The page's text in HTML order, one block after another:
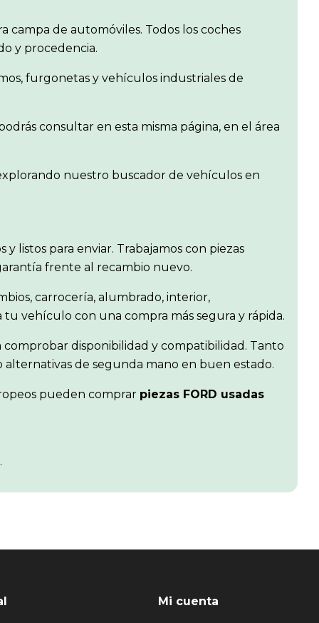
campa de automóviles. Todos los coches
y procedencia.
furgonetas y vehículos industriales de
consultar en esta misma página, en el área
nuestro buscador de vehículos en
y listos para enviar. Trabajamos con piezas
frente al recambio nuevo.
carrocería, alumbrado, interior,
vehículo con una compra más segura y rápida.
comprobar disponibilidad y compatibilidad. Tanto
de segunda mano en buen estado.
pueden comprar piezas FORD usadas
Mi cuenta